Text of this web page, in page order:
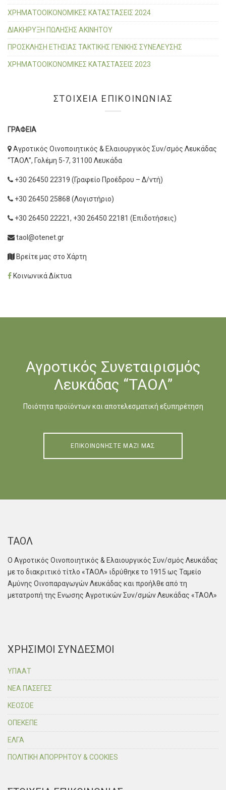
ΧΡΗΜΑΤΟΟΙΚΟΝΟΜΙΚΕΣ ΚΑΤΑΣΤΑΣΕΙΣ 2024
ΔΙΑΚΗΡΥΞΗ ΠΩΛΗΣΗΣ ΑΚΙΝΗΤΟΥ
ΠΡΟΣΚΛΗΣΗ ΕΤΗΣΙΑΣ ΤΑΚΤΙΚΗΣ ΓΕΝΙΚΗΣ ΣΥΝΕΛΕΥΣΗΣ
ΧΡΗΜΑΤΟΟΙΚΟΝΟΜΙΚΕΣ ΚΑΤΑΣΤΑΣΕΙΣ 2023
ΣΤΟΙΧΕΙΑ ΕΠΙΚΟΙΝΩΝΙΑΣ
ΓΡΑΦΕΙΑ
Αγροτικός Οινοποιητικός & Ελαιουργικός Συν/σμός Λευκάδας
“ΤΑΟΛ”, Γολέμη 5-7, 31100 Λευκάδα
+30 26450 22319 (Γραφείο Προέδρου – Δ/ντή)
+30 26450 25868 (Λογιστήριο)
+30 26450 22221, +30 26450 22181 (Επιδοτήσεις)
taol@otenet.gr
Βρείτε μας στο Χάρτη
Κοινωνικά Δίκτυα
Αγροτικός Συνεταιρισμός
Λευκάδας “ΤΑΟΛ”
Ποιότητα προϊόντων και αποτελεσματική εξυπηρέτηση
ΕΠΙΚΟΙΝΩΝΗΣΤΕ ΜΑΖΙ ΜΑΣ
ΤΑΟΛ
Ο Αγροτικός Οινοποιητικός & Ελαιουργικός Συν/σμός Λευκάδας
με το διακριτικό τίτλο «ΤΑΟΛ» ιδρύθηκε το 1915 ως Ταμείο
Αμύνης Οινοπαραγωγών Λευκάδας και προήλθε από τη
μετατροπή της Ενωσης Αγροτικών Συν/σμών Λευκάδας «ΤΑΟΛ»
ΧΡΗΣΙΜΟΙ ΣΥΝΔΕΣΜΟΙ
ΥΠΑΑΤ
ΝΕΑ ΠΑΣΕΓΕΣ
ΚΕΟΣΟΕ
ΟΠΕΚΕΠΕ
ΕΛΓΑ
ΠΟΛΙΤΙΚΗ ΑΠΟΡΡΗΤΟΥ & COOKIES